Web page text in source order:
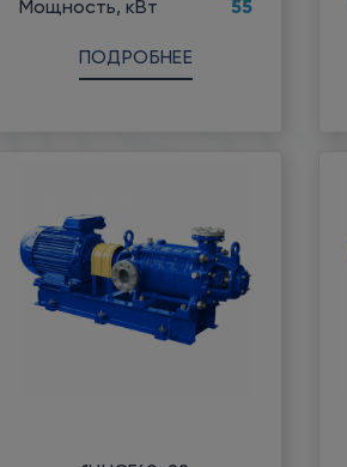
Мощность, кВт
55
ПОДРОБНЕЕ